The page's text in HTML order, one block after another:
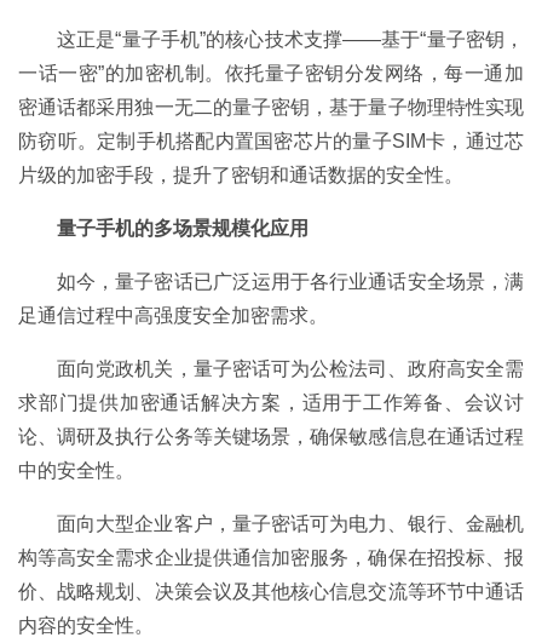
这正是“量子手机”的核心技术支撑——基于“量子密钥，
一话一密”的加密机制。依托量子密钥分发网络，每一通加
密通话都采用独一无二的量子密钥，基于量子物理特性实现
防窃听。定制手机搭配内置国密芯片的量子SIM卡，通过芯
片级的加密手段，提升了密钥和通话数据的安全性。
量子手机的多场景规模化应用
如今，量子密话已广泛运用于各行业通话安全场景，满
足通信过程中高强度安全加密需求。
面向党政机关，量子密话可为公检法司、政府高安全需
求部门提供加密通话解决方案，适用于工作筹备、会议讨
论、调研及执行公务等关键场景，确保敏感信息在通话过程
中的安全性。
面向大型企业客户，量子密话可为电力、银行、金融机
构等高安全需求企业提供通信加密服务，确保在招投标、报
价、战略规划、决策会议及其他核心信息交流等环节中通话
内容的安全性。